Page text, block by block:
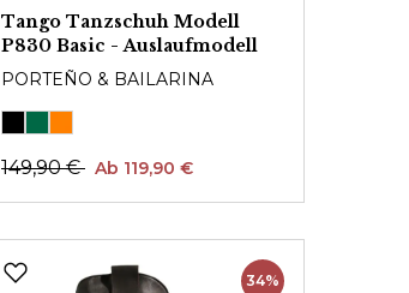
Tango Tanzschuh Modell
P830 Basic - Auslaufmodell
PORTEÑO & BAILARINA
149,90 € Ab 119,90 €
34%